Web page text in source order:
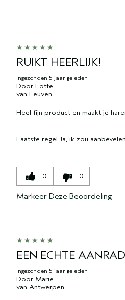
RUIKT HEERLIJK!
Ingezonden 5 jaar geleden
Door Lotte
van Leuven
Heel fijn product en maakt je
Laatste regel Ja, ik zou
0 0
Markeer Deze Beoordeling
EEN ECHTE
Ingezonden 5 jaar geleden
Door Marie
van Antwerpen